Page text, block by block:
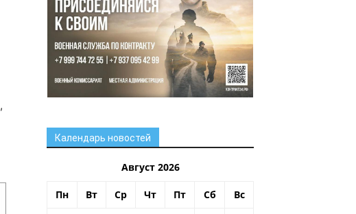
,
Календарь новостей
Август 2026
Пн Вт Ср Чт Пт Сб Вс